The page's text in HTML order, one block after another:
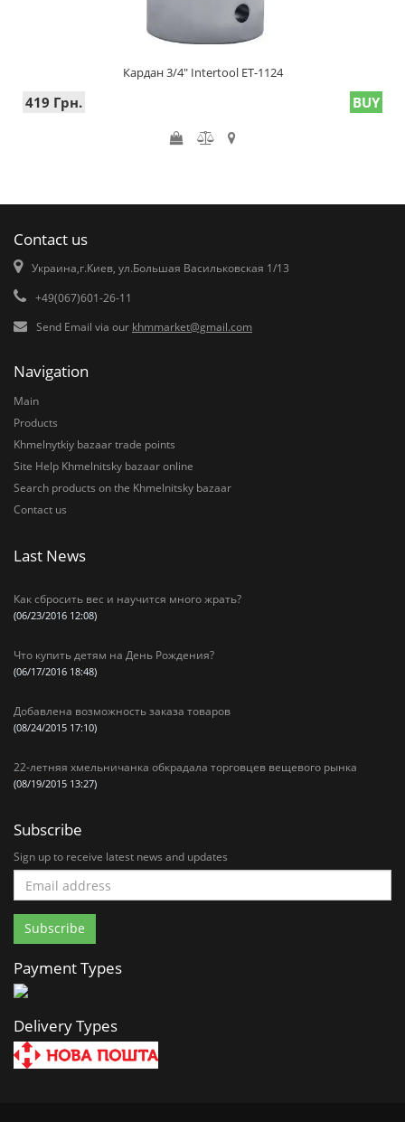
Кардан 3/4" Intertool ET-1124
419 Грн. BUY
Contact us
Украина,г.Киев, ул.Большая Васильковская 1/13
+49(067)601-26-11
Send Email via our khmmarket@gmail.com
Navigation
Main
Products
Khmelnytkiy bazaar trade points
Site Help Khmelnitsky bazaar online
Search products on the Khmelnitsky bazaar
Contact us
Last News
Как сбросить вес и научится много жрать?
(06/23/2016 12:08)
Что купить детям на День Рождения?
(06/17/2016 18:48)
Добавлена возможность заказа товаров
(08/24/2015 17:10)
22-летняя хмельничанка обкрадала торговцев вещевого рынка
(08/19/2015 13:27)
Subscribe
Sign up to receive latest news and updates
Payment Types
Delivery Types